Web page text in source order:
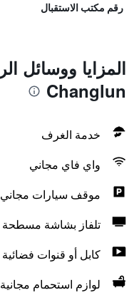
رقم مكتب الاستقبال
Changlun
خدمة الغرف
واي فاي مجاني
موقف سيارات مجاني
تلفاز بشاشة مسطحة
كابل أو قنوات فضائية
لوازم استحمام مجانية